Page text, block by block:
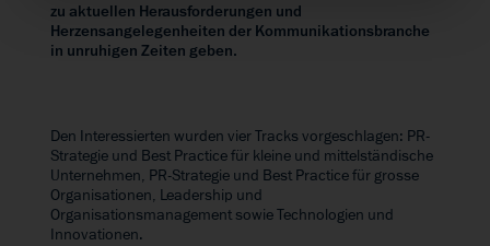
zu aktuellen Herausforderungen und
Herzensangelegenheiten der Kommunikationsbranche
in unruhigen Zeiten geben.
Den Interessierten wurden vier Tracks vorgeschlagen: PR-
Strategie und Best Practice für kleine und mittelständische
Unternehmen, PR-Strategie und Best Practice für grosse
Organisationen, Leadership und
Organisationsmanagement sowie Technologien und
Innovationen.